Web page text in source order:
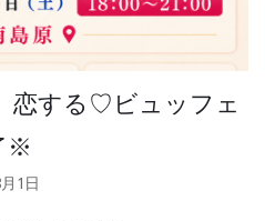
恋する♡ビュッフェ
※
1日